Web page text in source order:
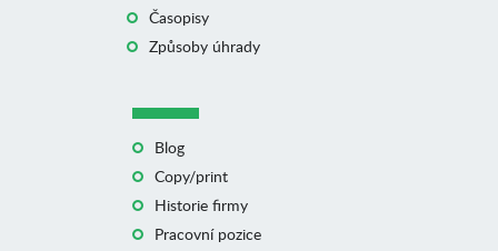
Časopisy
Způsoby úhrady
Blog
Copy/print
Historie firmy
Pracovní pozice